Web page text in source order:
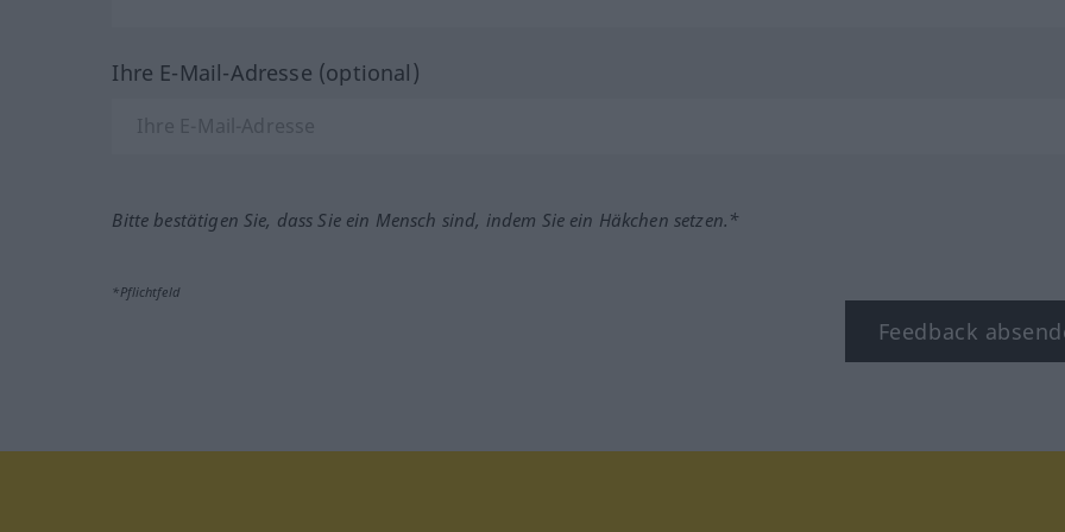
Ihre E-Mail-Adresse (optional)
Bitte bestätigen Sie, dass Sie ein Mensch sind, indem Sie ein Häkchen setzen.*
*Pflichtfeld
Feedback